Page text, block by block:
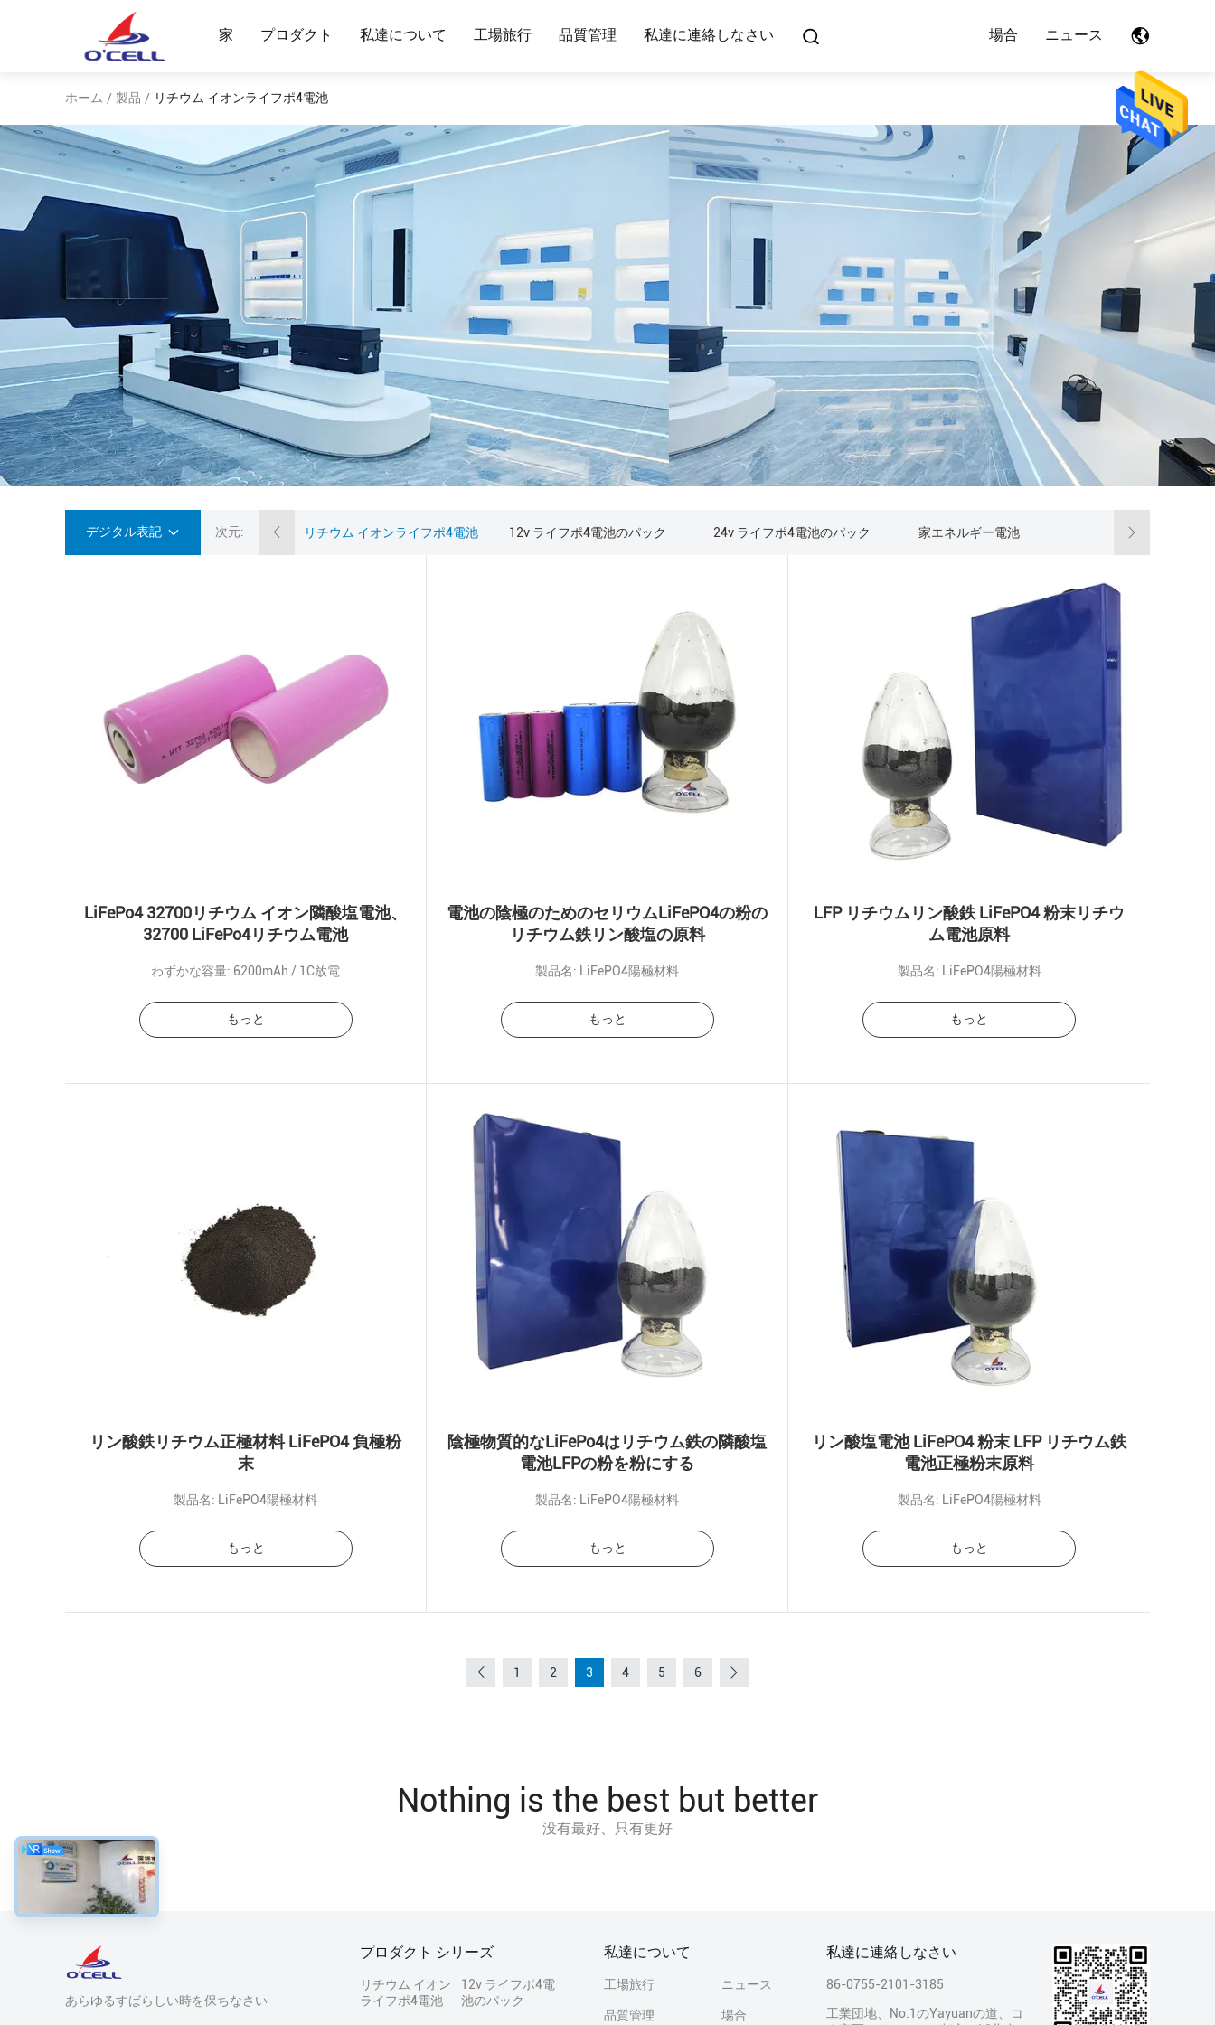
家 プロダクト 私達について 工場旅行 品質管理 私達に連絡しなさい 場合 ニュース
ホーム / 製品 / リチウム イオンライフポ4電池
デジタル表記 次元: リチウム イオンライフポ4電池 12v ライフポ4電池のパック 24v ライフポ4電池のパック 家エネルギー電池
LiFePo4 32700リチウム イオン隣酸塩電池、
32700 LiFePo4リチウム電池
わずかな容量: 6200mAh / 1C放電
もっと
電池の陰極のためのセリウムLiFePO4の粉の
リチウム鉄リン酸塩の原料
製品名: LiFePO4陽極材料
もっと
LFP リチウムリン酸鉄 LiFePO4 粉末リチウ
ム電池原料
製品名: LiFePO4陽極材料
もっと
リン酸鉄リチウム正極材料 LiFePO4 負極粉
末
製品名: LiFePO4陽極材料
もっと
陰極物質的なLiFePo4はリチウム鉄の隣酸塩
電池LFPの粉を粉にする
製品名: LiFePO4陽極材料
もっと
リン酸塩電池 LiFePO4 粉末 LFP リチウム鉄
電池正極粉末原料
製品名: LiFePO4陽極材料
もっと
1 2 3 4 5 6
Nothing is the best but better
没有最好、只有更好
あらゆるすばらしい時を保ちなさい
プロダクト シリーズ
リチウム イオン
ライフポ4電池
12v ライフポ4電
池のパック
私達について
工場旅行 ニュース
品質管理 場合
私達に連絡しなさい
86-0755-2101-3185
工業団地、No.1のYayuanの道、コ